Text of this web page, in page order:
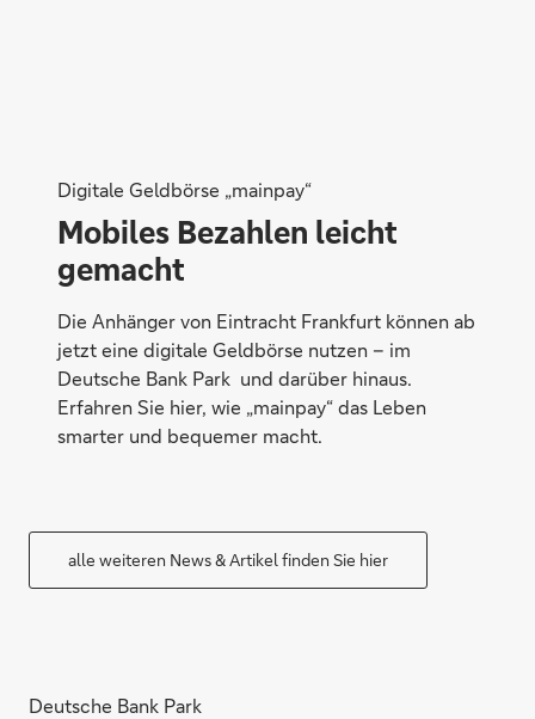
Digitale Geldbörse „mainpay“
Mobiles Bezahlen leicht
gemacht
Die Anhänger von Eintracht Frankfurt können ab
jetzt eine digitale Geldbörse nutzen – im
Deutsche Bank Park und darüber hinaus.
Erfahren Sie hier, wie „mainpay“ das Leben
smarter und bequemer macht.
alle weiteren News & Artikel finden Sie hier
Deutsche Bank Park